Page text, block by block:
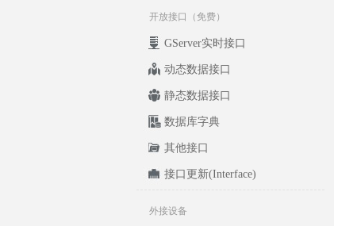
开放接口（免费）
GServer实时接口
动态数据接口
静态数据接口
数据库字典
其他接口
接口更新(Interface)
外接设备